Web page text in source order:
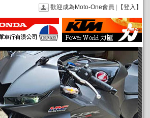
歡迎成為Moto-One會員 【登入】